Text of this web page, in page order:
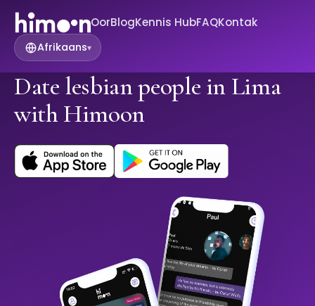
OorBlogKennis HubFAQKontak
Afrikaans▾
Date lesbian people in Lima
with Himoon